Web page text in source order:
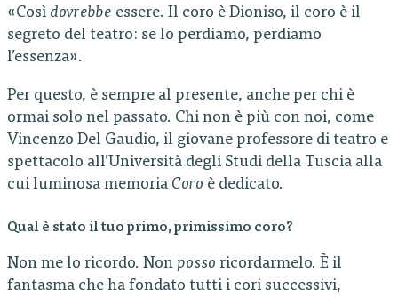
«Così dovrebbe essere. Il coro è Dioniso, il coro è il
segreto del teatro: se lo perdiamo, perdiamo
l’essenza».
Per questo, è sempre al presente, anche per chi è
ormai solo nel passato. Chi non è più con noi, come
Vincenzo Del Gaudio, il giovane professore di teatro e
spettacolo all’Università degli Studi della Tuscia alla
cui luminosa memoria Coro è dedicato.
Qual è stato il tuo primo, primissimo coro?
Non me lo ricordo. Non posso ricordarmelo. È il
fantasma che ha fondato tutti i cori successivi,